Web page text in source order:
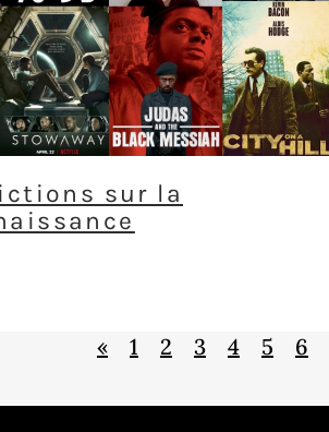
sur la
« 1 2 3 4 5 6